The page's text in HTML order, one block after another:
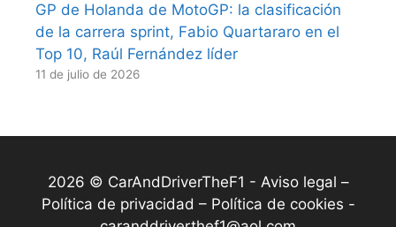
GP de Holanda de MotoGP: la clasificación
de la carrera sprint, Fabio Quartararo en el
Top 10, Raúl Fernández líder
11 de julio de 2026
2026 © CarAndDriverTheF1 - Aviso legal –
Política de privacidad – Política de cookies -